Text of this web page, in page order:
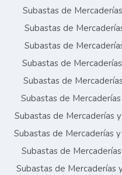
Subastas de
Subastas de
Subastas de
Subastas de
Subastas de
Subastas de
Subastas de Mercaderías
Subastas de Mercaderías
Subastas de
Subastas de Mercaderías